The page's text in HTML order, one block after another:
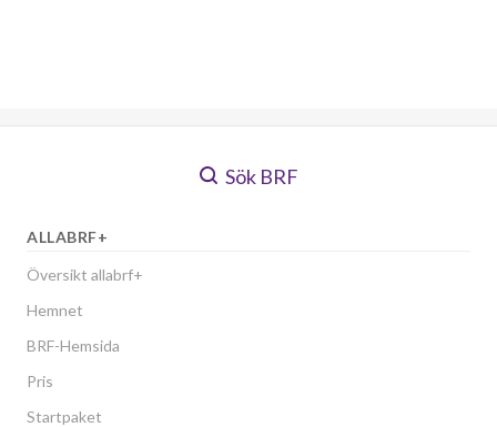
Sök BRF
ALLABRF+
Översikt allabrf+
Hemnet
BRF-Hemsida
Pris
Startpaket